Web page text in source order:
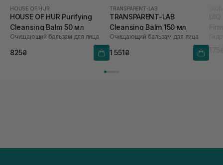
HOUSE OF HUR
HOUSE OF HUR Purifying
Cleansing Balm 50 мл
Очищающий бальзам для лица
825₴
TRANSPARENT-LAB
TRANSPARENT-LAB
Cleansing Balm 150 мл
Очищающий бальзам для лица
1 551₴